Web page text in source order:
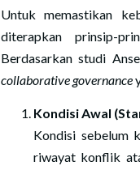
Untuk memastikan
diterapkan prinsip-
Berdasarkan studi
collaborative governance
Kondisi Awal
Kondisi sebelum
riwayat konflik